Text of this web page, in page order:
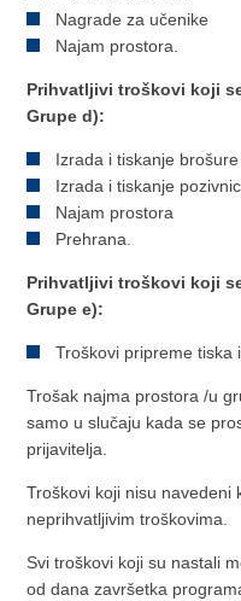
Nagrade za učenike
Najam prostora.
Prihvatljivi troškovi koji
Grupe d):
Izrada i tiskanje brošure
Izrada i tiskanje
Najam prostora
Prehrana.
Prihvatljivi troškovi koji
Grupe e):
Troškovi pripreme tiska i
Trošak najma prostora /u
samo u slučaju kada se
prijavitelja.
Troškovi koji nisu navedeni
neprihvatljivim troškovima.
Svi troškovi koji su nastali
od dana završetka